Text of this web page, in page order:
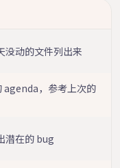
没动的文件列出来
agenda，参考上次的
潜在的 bug